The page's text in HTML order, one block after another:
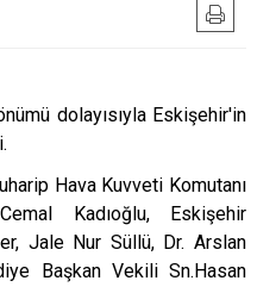
Odunpazarıdolayısıyla Eskişehir'in
Hava Kuvveti Komutanı
Kadıoğlu, Eskişehir
Jale Nur Süllü, Dr. Arslan
Başkan Vekili Sn.Hasan